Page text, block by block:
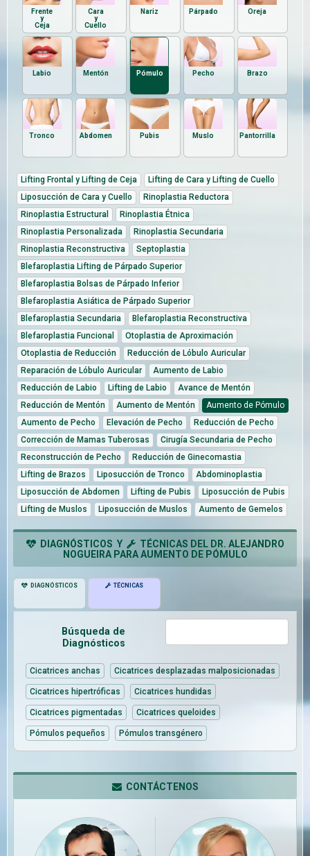
Frente
y
Ceja
Cara
y
Cuello
Nariz Párpado Oreja
Labio Mentón Pómulo Pecho Brazo
Tronco Abdomen Pubis Muslo Pantorrilla
Lifting Frontal y Lifting de Ceja
Lifting de Cara y Lifting de Cuello
Liposucción de Cara y Cuello
Rinoplastia Reductora
Rinoplastia Estructural
Rinoplastia Étnica
Rinoplastia Personalizada
Rinoplastia Secundaria
Rinoplastia Reconstructiva
Septoplastia
Blefaroplastia Lifting de Párpado Superior
Blefaroplastia Bolsas de Párpado Inferior
Blefaroplastia Asiática de Párpado Superior
Blefaroplastia Secundaria
Blefaroplastia Reconstructiva
Blefaroplastia Funcional
Otoplastia de Aproximación
Otoplastia de Reducción
Reducción de Lóbulo Auricular
Reparación de Lóbulo Auricular
Aumento de Labio
Reducción de Labio
Lifting de Labio
Avance de Mentón
Reducción de Mentón
Aumento de Mentón
Aumento de Pómulo
Aumento de Pecho
Elevación de Pecho
Reducción de Pecho
Corrección de Mamas Tuberosas
Cirugía Secundaria de Pecho
Reconstrucción de Pecho
Reducción de Ginecomastia
Lifting de Brazos
Liposucción de Tronco
Abdominoplastia
Liposucción de Abdomen
Lifting de Pubis
Liposucción de Pubis
Lifting de Muslos
Liposucción de Muslos Aumento de Gemelos
DIAGNÓSTICOS Y
TÉCNICAS DEL DR. ALEJANDRO
NOGUEIRA PARA AUMENTO DE PÓMULO
DIAGNÓSTICOS TÉCNICAS
Búsqueda de
Diagnósticos
Cicatrices anchas Cicatrices desplazadas malposicionadas
Cicatrices hipertróficas Cicatrices hundidas
Cicatrices pigmentadas Cicatrices queloides
Pómulos pequeños Pómulos transgénero
CONTÁCTENOS